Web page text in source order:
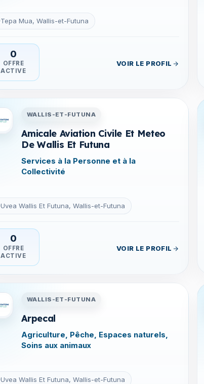
Tepa Mua, Wallis-et-Futuna
0
OFFRE
ACTIVE
VOIR LE PROFIL
WALLIS-ET-FUTUNA
Amicale Aviation Civile Et Meteo
De Wallis Et Futuna
Services à la Personne et à la
Collectivité
Uvea Wallis Et Futuna, Wallis-et-Futuna
0
OFFRE
ACTIVE
VOIR LE PROFIL
Entreprises en Wallis-et-Futuna
WALLIS-ET-FUTUNA
Arpecal
Agriculture, Pêche, Espaces naturels,
Soins aux animaux
Uvea Wallis Et Futuna, Wallis-et-Futuna
Entreprises en Wallis-et-Futuna